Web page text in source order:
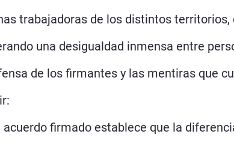
trabajadoras de los distintos
una desigualdad inmensa entre
de los firmantes y las mentiras que
acuerdo firmado establece que la